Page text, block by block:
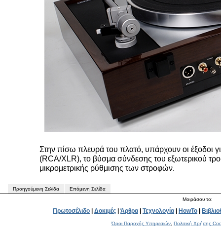
Στην πίσω πλευρά του πλατό, υπάρχουν οι έξοδοι
(RCA/XLR), το βύσμα σύνδεσης του εξωτερικού
μικρομετρικής ρύθμισης των στροφών.
Προηγούμενη Σελίδα
Επόμενη Σελίδα
Μοιράσου το:
Πρωτοσέλιδο Δοκιμές Άρθρα Τεχνολογία HowTo
Όροι Παροχής Υπηρεσιών Πολιτική Χρήσης